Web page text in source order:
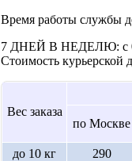
Время работы службы
7 ДНЕЙ В НЕДЕЛЮ: с
Стоимость курьерской
Вес заказа
по Москве
до 10 кг
290